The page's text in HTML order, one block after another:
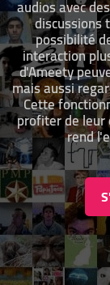
audios avec
discussions
possibilité
interaction
d'Ameety
mais aussi
Cette
profiter de leur
rend